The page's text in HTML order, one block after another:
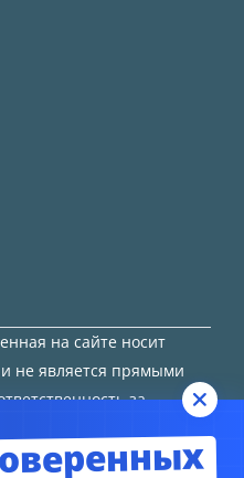
на сайте носит
не является прямыми
за